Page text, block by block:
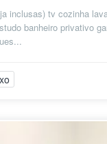
inclusas) tv cozinha
banheiro privativo